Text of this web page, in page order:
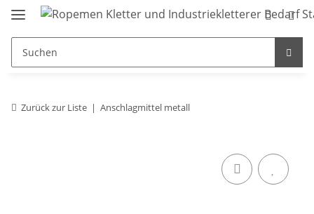
Zurück zur Liste Anschlagmittel metall